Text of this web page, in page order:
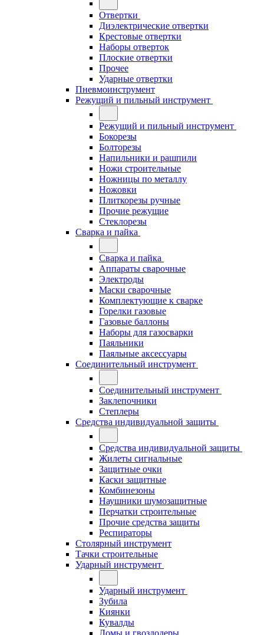
Отвертки
Диэлектрические отвертки
Крестовые отвертки
Наборы отверток
Плоские отвертки
Прочее
Ударные отвертки
Пневмоинструмент
Режущий и пильный инструмент
Режущий и пильный инструмент
Бокорезы
Болторезы
Напильники и рашпили
Ножи строительные
Ножницы по металлу
Ножовки
Плиткорезы ручные
Прочие режущие
Стеклорезы
Сварка и пайка
Сварка и пайка
Аппараты сварочные
Электроды
Маски сварочные
Комплектующие к сварке
Горелки газовые
Газовые баллоны
Наборы для газосварки
Паяльники
Паяльные аксессуары
Соединительный инструмент
Соединительный инструмент
Заклепочники
Степлеры
Средства индивидуальной защиты
Средства индивидуальной защиты
Жилеты сигнальные
Защитные очки
Каски защитные
Комбинезоны
Наушники шумозащитные
Перчатки строительные
Прочие средства защиты
Респираторы
Столярный инструмент
Тачки строительные
Ударный инструмент
Ударный инструмент
Зубила
Киянки
Кувалды
Ломы и гвоздодеры